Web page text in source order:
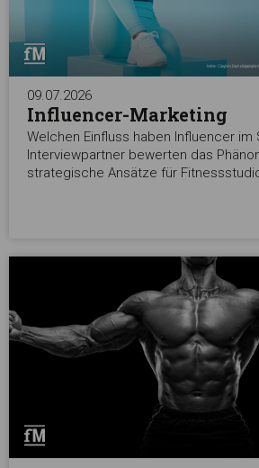
09.07.2026
Influencer-Marketing
Welchen Einfluss haben Influencer im
Interviewpartner bewerten das
strategische Ansätze für